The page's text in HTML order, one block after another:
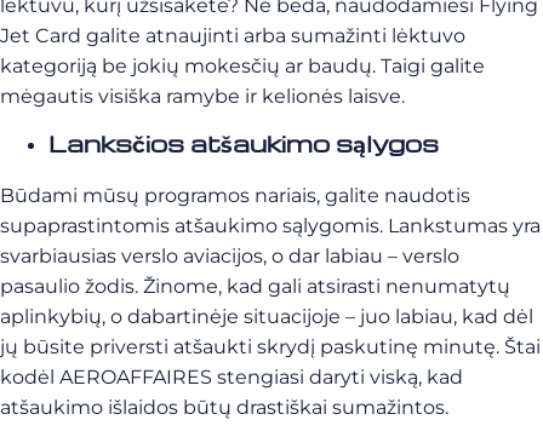
lėktuvu, kurį užsisakėte? Ne bėda, naudodamiesi Flying
Jet Card galite atnaujinti arba sumažinti lėktuvo
kategoriją be jokių mokesčių ar baudų. Taigi galite
mėgautis visiška ramybe ir kelionės laisve.
Lanksčios atšaukimo sąlygos
Būdami mūsų programos nariais, galite naudotis
supaprastintomis atšaukimo sąlygomis. Lankstumas yra
svarbiausias verslo aviacijos, o dar labiau – verslo
pasaulio žodis. Žinome, kad gali atsirasti nenumatytų
aplinkybių, o dabartinėje situacijoje – juo labiau, kad dėl
jų būsite priversti atšaukti skrydį paskutinę minutę. Štai
kodėl AEROAFFAIRES stengiasi daryti viską, kad
atšaukimo išlaidos būtų drastiškai sumažintos.